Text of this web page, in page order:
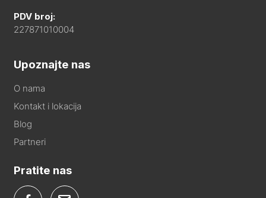
PDV broj:
227871010004
Upoznajte nas
O nama
Kontakt i lokacija
Blog
Partneri
Pratite nas